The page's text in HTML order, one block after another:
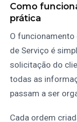
Como
prática
O
de Serviço é
solicitação do
todas as
passam a ser
Cada ordem